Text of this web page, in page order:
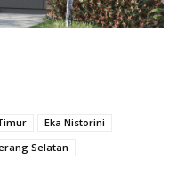
Eka Nistorini
Selatan